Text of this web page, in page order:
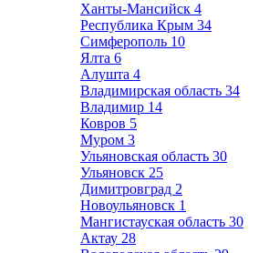
Ханты-Мансийск 4
Республика Крым 34
Симферополь 10
Ялта 6
Алушта 4
Владимирская область 34
Владимир 14
Ковров 5
Муром 3
Ульяновская область 30
Ульяновск 25
Димитровград 2
Новоульяновск 1
Мангистауская область 30
Актау 28